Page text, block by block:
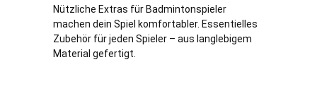
Nützliche Extras für Badmintonspieler
machen dein Spiel komfortabler. Essentielles
Zubehör für jeden Spieler – aus langlebigem
Material gefertigt.